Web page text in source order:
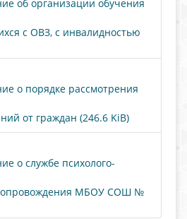
об организации обучения
с ОВЗ, с инвалидностью
о порядке рассмотрения
от граждан (246.6 KiB)
о службе психолого-
сопровождения МБОУ СОШ №